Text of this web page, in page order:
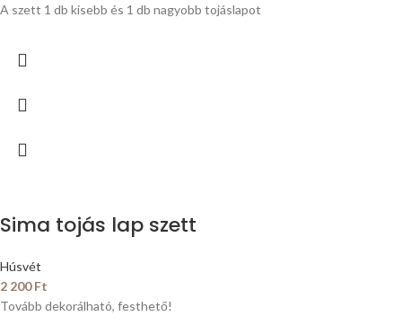
A szett 1 db kisebb és 1 db nagyobb tojáslapot
Sima tojás lap szett
Húsvét
2 200Ft
Tovább dekorálható, festhető!